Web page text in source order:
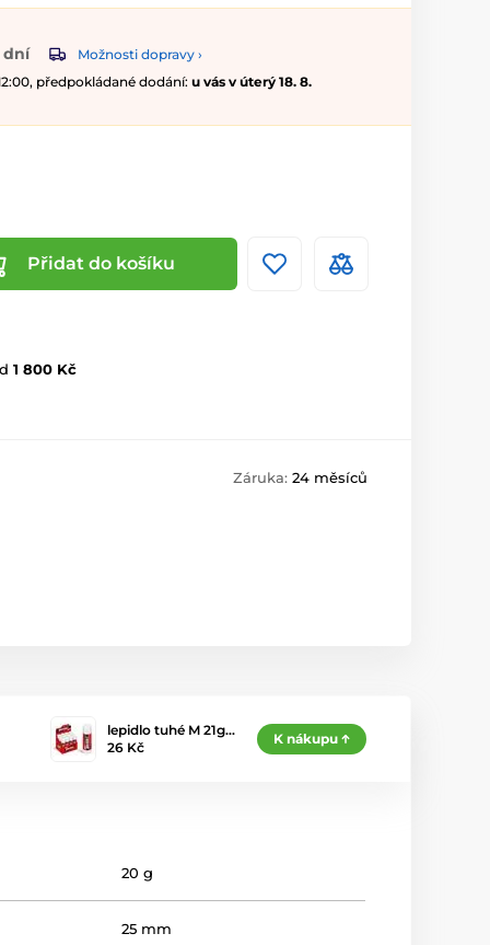
dní
Možnosti dopravy ›
předpokládané dodání: u vás v úterý 18. 8.
Přidat do košíku
1 800 Kč
Záruka: 24 měsíců
lepidlo tuhé M 21g…
26 Kč
K nákupu
20 g
25 mm